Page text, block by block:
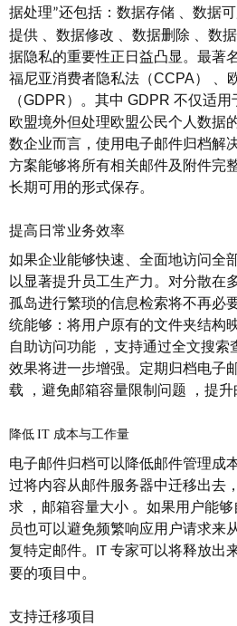
据处理”还包括：数据存储 数据
提供
数据修改 数据删除 数
据隐私的重要性正日益凸显。最著
福尼亚消费者隐私法（CCPA）
（GDPR） 。 其中 GDPR 不仅适用
欧盟境外但处理欧盟公民个人数据
数企业而言，使用电子邮件归档解
方案能够将所有相关邮件及附件完
长期可用的形式保存。
提高日常业务效率
如果企业能够快速、全面地访问全
以显著提升员工生产力。对分散在
孤岛进行繁琐的信息检索将不再必
统能够：将用户原有的文件夹结构
自助访问功能
， 支持通过全文搜索
效果将进一步增强。 定期归档电子
载
， 避免邮箱容量限制问题 ， 提升
降低 IT 成本与工作量
电子邮件归档可以降低邮件管理成
过将内容从邮件服务器中迁移出去
求
， 邮箱容量大小 。 如果用户能够
员也可以避免频繁响应用户请求来
复特定邮件。 IT 专家可以将释放出
要的项目中。
支持迁移项目